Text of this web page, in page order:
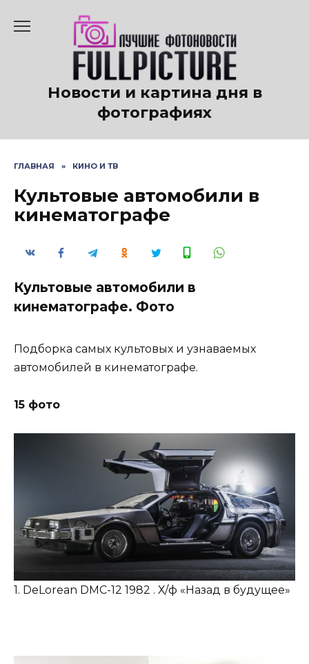
содержанию
Новости и картина дня в
фотографиях
ГЛАВНАЯ » КИНО И ТВ
Культовые автомобили в
кинематографе
Культовые автомобили в
кинематографе. Фото
Подборка самых культовых и узнаваемых
автомобилей в кинематографе.
15 фото
1. DeLorean DMC-12 1982 . Х/ф «Назад в будущее»